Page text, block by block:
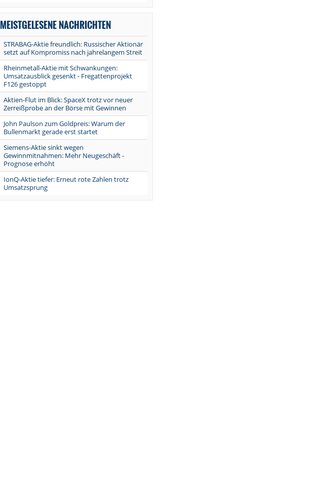
MEISTGELESENE NACHRICHTEN
STRABAG-Aktie freundlich: Russischer Aktionär
setzt auf Kompromiss nach jahrelangem Streit
Rheinmetall-Aktie mit Schwankungen:
Umsatzausblick gesenkt - Fregattenprojekt
F126 gestoppt
Aktien-Flut im Blick: SpaceX trotz vor neuer
Zerreißprobe an der Börse mit Gewinnen
John Paulson zum Goldpreis: Warum der
Bullenmarkt gerade erst startet
Siemens-Aktie sinkt wegen
Gewinnmitnahmen: Mehr Neugeschäft -
Prognose erhöht
IonQ-Aktie tiefer: Erneut rote Zahlen trotz
Umsatzsprung